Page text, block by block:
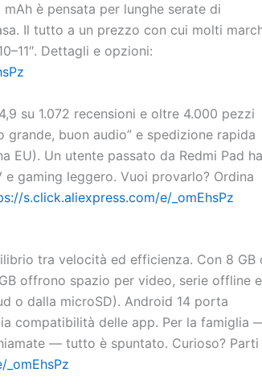
è pensata per lunghe serate di
Il tutto a un prezzo con cui molti
Dettagli e opzioni:
su 1.072 recensioni e oltre 4.000 pezzi
buon audio” e spedizione rapida
EU). Un utente passato da Redmi Pad ha
gaming leggero. Vuoi provarlo? Ordina
s.click.aliexpress.com/e/_omEhsPz
tra velocità ed efficienza. Con 8 GB
offrono spazio per video, serie offline e
o dalla microSD). Android 14 porta
compatibilità delle app. Per la famiglia
— tutto è spuntato. Curioso? Parti